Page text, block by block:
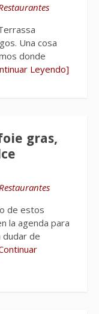
Una cosa
donde
Leyendo]
gras,
de estos
la agenda para
dudar de